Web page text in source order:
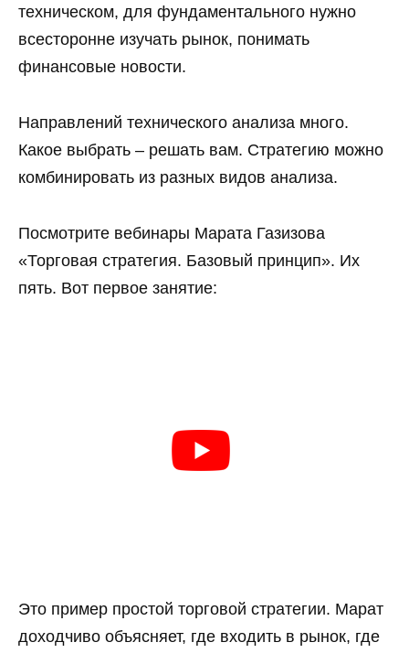
техническом, для фундаментального нужно
всесторонне изучать рынок, понимать
финансовые новости.
Направлений технического анализа много.
Какое выбрать – решать вам. Стратегию можно
комбинировать из разных видов анализа.
Посмотрите вебинары Марата Газизова
«Торговая стратегия. Базовый принцип». Их
пять. Вот первое занятие:
Это пример простой торговой стратегии. Марат
доходчиво объясняет, где входить в рынок, где